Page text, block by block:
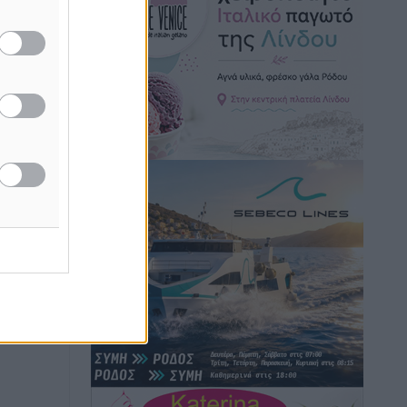
Στον Άγιο Νικόλαο Χάλκης ανοίγει
ξανά το ανανεωμένο εκκλησιαστικό
μουσείο από τη Λέσχη Lions Χάλκης
Τοπικές Ειδήσεις πριν 1 ώρα
Ρόδος: «Βουλιάζει» από τουρίστες –
Γ’ Εθνική Κατηγορία: Οι ημερομηνίες
των αγωνιστικών της κανονικής
περιόδου
πριν 6 ώρες
Συνελήφθησαν δύο άτομα στην
Κάρπαθο για άγρα πελατών
Τοπικές Ειδήσεις • πριν 7 ώρες